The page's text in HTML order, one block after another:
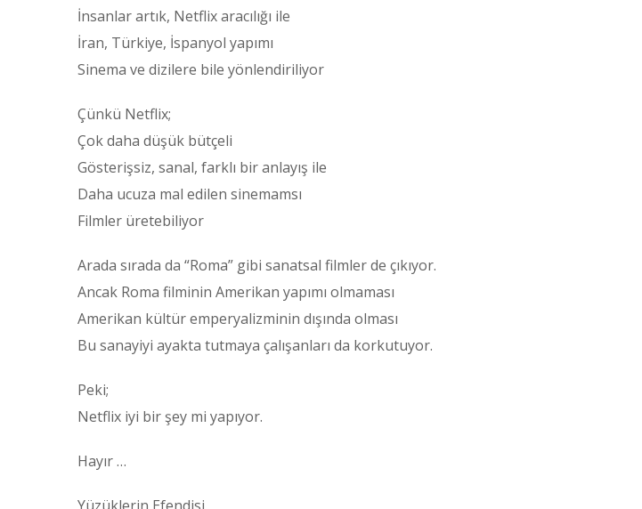
İnsanlar artık, Netflix aracılığı ile
İran, Türkiye, İspanyol yapımı
Sinema ve dizilere bile yönlendiriliyor
Çünkü Netflix;
Çok daha düşük bütçeli
Gösterişsiz, sanal, farklı bir anlayış ile
Daha ucuza mal edilen sinemamsı
Filmler üretebiliyor
Arada sırada da “Roma” gibi sanatsal filmler de çıkıyor.
Ancak Roma filminin Amerikan yapımı olmaması
Amerikan kültür emperyalizminin dışında olması
Bu sanayiyi ayakta tutmaya çalışanları da korkutuyor.
Peki;
Netflix iyi bir şey mi yapıyor.
Hayır …